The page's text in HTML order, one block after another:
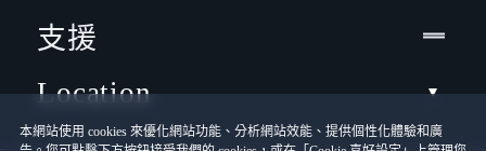
本網站使用 cookies 來優化網站功能、分析網站效能、提供個性化體驗和廣
支援
Location